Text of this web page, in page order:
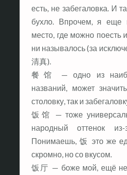
есть, не забегаловка. И
бухло. Впрочем, я еще
место, где можно поесть
ни называлось (за
清真).
餐馆 — одно из
названий, может
столовку, так и
饭馆 — тоже
народный оттенок
Понимаешь, 饭 это же
скромно, но со вкусом.
饭厅 — боже мой, ещё не